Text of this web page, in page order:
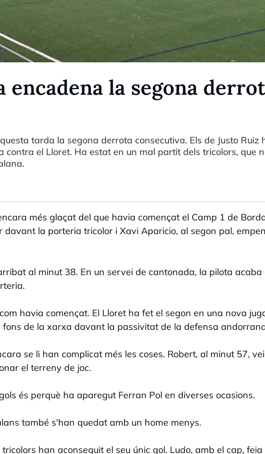
encadena la segona
tarda la segona derrota consecutiva. Els de Justo Ruiz
contra el Lloret. Ha estat en un mal partit dels tricolors, que
més glaçat del que havia començat el Camp 1 de
davant la porteria tricolor i Xavi Aparicio, al segon pal,
al minut 38. En un servei de cantonada, la pilota acaba
havia començat. El Lloret ha fet el segon en una nova
de la xarxa davant la passivitat de la defensa
se li han complicat més les coses. Robert, al minut 57,
el terreny de joc.
és perquè ha aparegut Ferran Pol en diverses ocasions.
també s'han quedat amb un home menys.
han aconseguit el seu únic gol. Ludo, amb el cap,